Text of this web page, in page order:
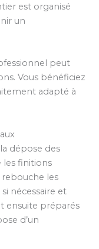
est organisé
un
peut
Vous bénéficiez
adapté à
dépose des
les finitions
les
nécessaire et
ensuite préparés
d’un